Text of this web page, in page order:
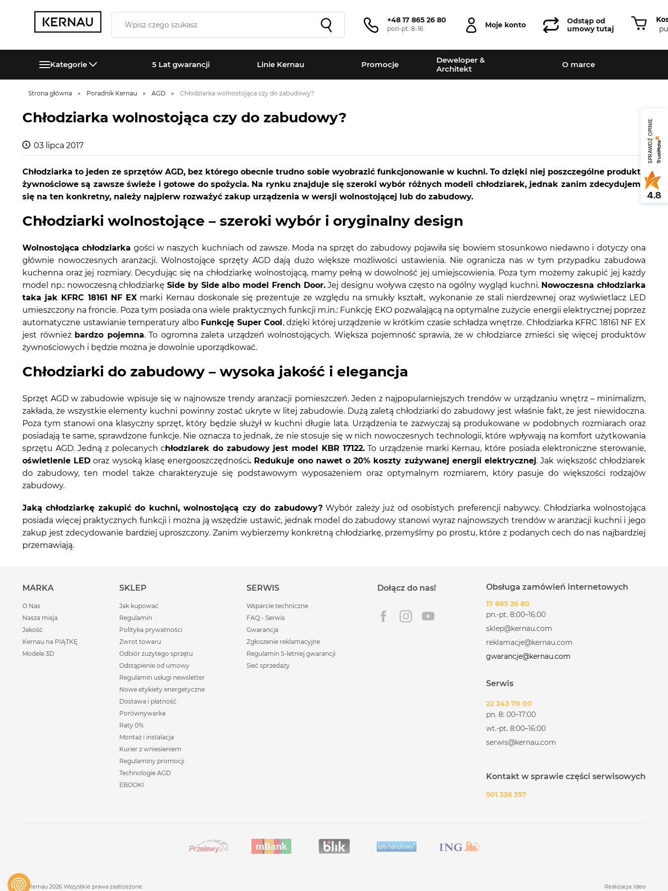
+48 17 865 26 80
pon-pt: 8-16 Moje konto
Odstąp od
umowy tutaj
Kategorie 5 Lat gwarancji Linie Kernau Promocje
Deweloper &
Architekt
O marce
Strona główna Poradnik Kernau AGD Chłodziarka wolnostojąca czy do zabudowy?
Chłodziarka wolnostojąca czy do zabudowy?
03 lipca 2017
Chłodziarka to jeden ze sprzętów AGD, bez którego obecnie trudno sobie wyobrazić funkcjonowanie w kuchni. To dzięki niej poszczególne produkty
żywnościowe są zawsze świeże i gotowe do spożycia. Na rynku znajduje się szeroki wybór różnych modeli chłodziarek, jednak zanim zdecydujemy
się na ten konkretny, należy najpierw rozważyć zakup urządzenia w wersji wolnostojącej lub do zabudowy.
Chłodziarki wolnostojące – szeroki wybór i oryginalny design
Wolnostojąca chłodziarka gości w naszych kuchniach od zawsze. Moda na sprzęt do zabudowy pojawiła się bowiem stosunkowo niedawno i dotyczy ona
głównie nowoczesnych aranżacji. Wolnostojące sprzęty AGD dają dużo większe możliwości ustawienia. Nie ogranicza nas w tym przypadku zabudowa
kuchenna oraz jej rozmiary. Decydując się na chłodziarkę wolnostojącą, mamy pełną w dowolność jej umiejscowienia. Poza tym możemy zakupić jej każdy
model np.: nowoczesną chłodziarkę Side by Side albo model French Door.Jej designu woływa często na ogólny wygląd kuchni. Nowoczesna chłodziarka
taka jak KFRC 18161 NF EX marki Kernau doskonale się prezentuje ze względu na smukły kształt, wykonanie ze stali nierdzewnej oraz wyświetlacz LED
umieszczony na froncie. Poza tym posiada ona wiele praktycznych funkcji m.in.: Funkcję EKO pozwalającą na optymalne zużycie energii elektrycznej poprzez
automatyczne ustawianie temperatury albo Funkcję Super Cool, dzięki której urządzenie w krótkim czasie schładza wnętrze. Chłodziarka KFRC 18161 NF EX
jest również bardzo pojemna. To ogromna zaleta urządzeń wolnostojących. Większa pojemność sprawia, że w chłodziarce zmieści się więcej produktów
żywnościowych i będzie można je dowolnie uporządkować.
Chłodziarki do zabudowy – wysoka jakość i elegancja
Sprzęt AGD w zabudowie wpisuje się w najnowsze trendy aranżacji pomieszczeń. Jeden z najpopularniejszych trendów w urządzaniu wnętrz – minimalizm,
zakłada, że wszystkie elementy kuchni powinny zostać ukryte w litej zabudowie. Dużą zaletą chłodziarki do zabudowy jest właśnie fakt, że jest niewidoczna.
Poza tym stanowi ona klasyczny sprzęt, który będzie służył w kuchni długie lata. Urządzenia te zazwyczaj są produkowane w podobnych rozmiarach oraz
posiadają te same, sprawdzone funkcje. Nie oznacza to jednak, że nie stosuje się w nich nowoczesnych technologii, które wpływają na komfort użytkowania
sprzętu AGD. Jedną z polecanych chłodziarek do zabudowy jest model KBR 17122.To urządzenie marki Kernau, które posiada elektroniczne sterowanie,
oświetlenie LED oraz wysoką klasę energooszczędności. Redukuje ono nawet o 20% koszty zużywanej energii elektrycznej. Jak większość chłodziarek
do zabudowy, ten model także charakteryzuje się podstawowym wyposażeniem oraz optymalnym rozmiarem, który pasuje do większości rodzajów
zabudowy.
Jaką chłodziarkę zakupić do kuchni, wolnostojącą czy do zabudowy?Wybór zależy już od osobistych preferencji nabywcy. Chłodziarka wolnostojąca
posiada więcej praktycznych funkcji i można ją wszędzie ustawić, jednak model do zabudowy stanowi wyraz najnowszych trendów w aranżacji kuchni i jego
zakup jest zdecydowanie bardziej uproszczony. Zanim wybierzemy konkretną chłodziarkę, przemyślmy po prostu, które z podanych cech do nas najbardziej
przemawiają.
MARKA
O Nas
Nasza misja
Jakość
Kernau na PIĄTKĘ
Modele 3D
SKLEP
Jak kupować
Regulamin
Polityka prywatności
Zwrot towaru
Odbiór zużytego sprzętu
Odstąpienie od umowy
Regulamin usługi newsletter
Nowe etykiety energetyczne
Dostawa i płatność
Porównywarka
Raty 0%
Montaż i instalacja
Kurier z wniesieniem
Regulaminy promocji
Technologie AGD
EBOOKI
SERWIS
Wsparcie techniczne
FAQ - Serwis
Gwarancja
Zgłoszenie reklamacyjne
Regulamin 5-letniej gwarancji
Sieć sprzedaży
Dołącz do nas! Obsługa zamówień internetowych
17 865 26 80
pn.-pt. 8:00–16:00
sklep@kernau.com
reklamacje@kernau.com
gwarancje@kernau.com
Serwis
22 243 70 00
pn. 8: 00–17:00
wt.-pt. 8:00–16:00
serwis@kernau.com
Kontakt w sprawie części serwisowych
501 336 557
© Kernau 2026 Wszystkie prawa zastrzeżone. Realizacja: Ideo
SPRAWDŹ OPINIE
4.8